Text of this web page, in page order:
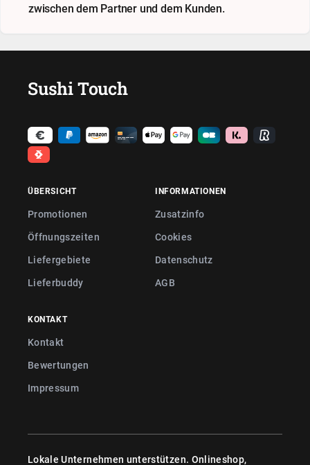
zwischen dem Partner und dem Kunden.
Sushi Touch
ÜBERSICHT
Promotionen
Öffnungszeiten
Liefergebiete
Lieferbuddy
INFORMATIONEN
Zusatzinfo
Cookies
Datenschutz
AGB
KONTAKT
Kontakt
Bewertungen
Impressum
Lokale Unternehmen unterstützen. Onlineshop,